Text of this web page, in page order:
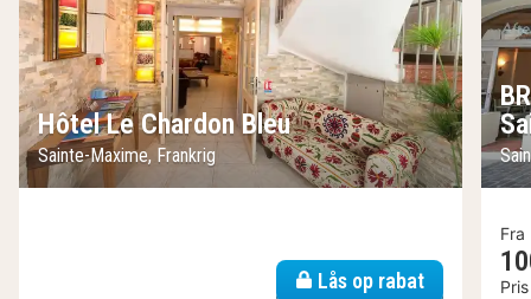
Hôtel Le Chardon Bleu
Sainte-Maxime, Frankrig
Lås op rabat
Fra